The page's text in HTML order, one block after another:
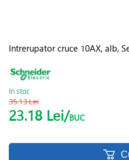
Intrerupator cruce 10AX, alb,
In stoc
35.13 Lei
23.18 Lei/BUC